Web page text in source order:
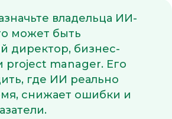
владельца ИИ-
может быть
директор, бизнес-
project manager. Его
где ИИ реально
снижает ошибки и